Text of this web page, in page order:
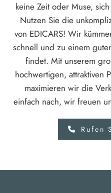
keine Zeit oder Muse,
Nutzen Sie die
von EDICARS! Wir
schnell und zu einem
findet. Mit unserem
hochwertigen, attraktiven
maximieren wir die
einfach nach, wir freuen
Rufen